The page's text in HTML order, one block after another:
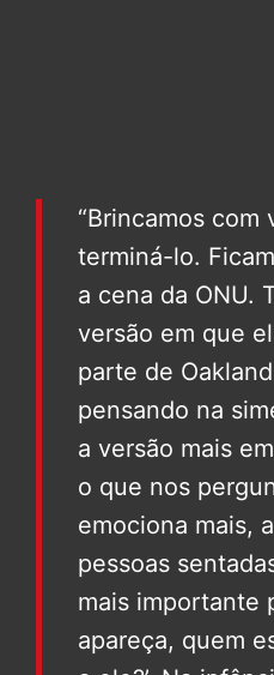
“Brincamos com
terminá-lo.
a cena da ONU.
versão em que
parte de
pensando na
a versão mais
o que nos
emociona mais,
pessoas
mais importante
apareça, quem